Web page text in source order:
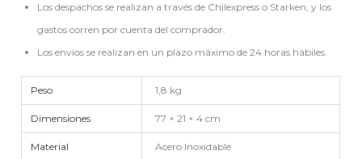
Los despachos se realizan a través de Chilexpress o Starken, y los
gastos corren por cuenta del comprador.
Los envíos se realizan en un plazo máximo de 24 horas hábiles.
Peso 1,8 kg
Dimensiones 77 × 21 × 4 cm
Material Acero Inoxidable